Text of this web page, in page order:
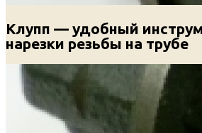
Клупп — удобный
нарезки резьбы на трубе